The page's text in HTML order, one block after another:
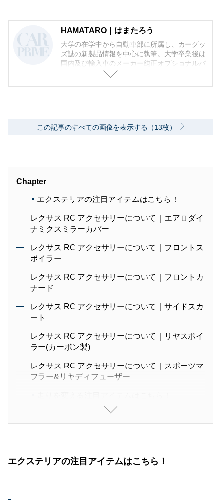
HAMATARO｜はまたろう
大学の在学中から自動車部に所属し、カーグッ
ズ誌の新製品情報を中心に執筆。大学卒業後は
国内及び輸入車のメーカー純正オプショナルパ
ーツや量産モデルの装備品の企画及び製品開発
この記事のすべての画像を表示する（13枚）
Chapter
エクステリアの注目アイテムはこちら！
レクサス RC アクセサリーについて｜エアロダイ
ナミクスミラーカバー
レクサス RC アクセサリーについて｜フロントス
ポイラー
レクサス RC アクセサリーについて｜フロントカ
ナード
レクサス RC アクセサリーについて｜サイドスカ
ート
レクサス RC アクセサリーについて｜リヤスポイ
ラー(カーボン製)
レクサス RC アクセサリーについて｜スポーツマ
フラー&リヤディフューザー
レクサス RC アクセサリーについて｜メンバーブ
レース
ンスダンパー
エクステリアの注目アイテムはこちら！